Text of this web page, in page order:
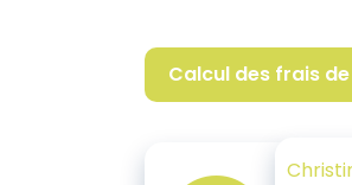
Calcul des frais